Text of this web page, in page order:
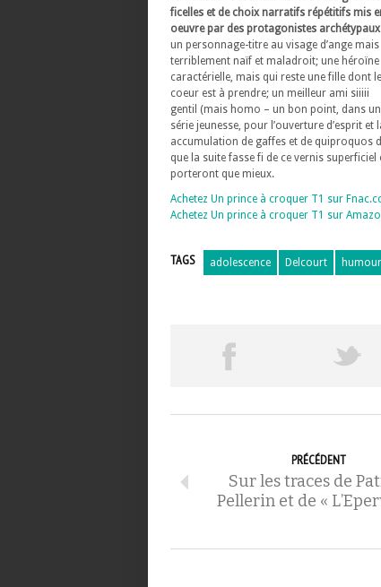
ficelles et de choix narratifs répétitifs mis
oeuvre par des protagonistes archétypaux
un personnage-titre au visage d’ange mais
terriblement naïf et maladroit; une héroïne
caractérielle, mais qui reste une fille dont le
coeur est à prendre; un meilleur ami siiiii
gentil (mais homo – un bon point, dans
série jeunesse, pour l’ouverture d’esprit
accumulation de gaffes et de quiproquos
que la suite fasse fi de ce vernis
porteront que mieux.
Achetez Un prince à croquer T1 sur
Achetez Un prince à croquer T1 sur
TAGS adolescence Delcourt humour
PRÉCÉDENT
Sur les traces de
Pellerin et de «